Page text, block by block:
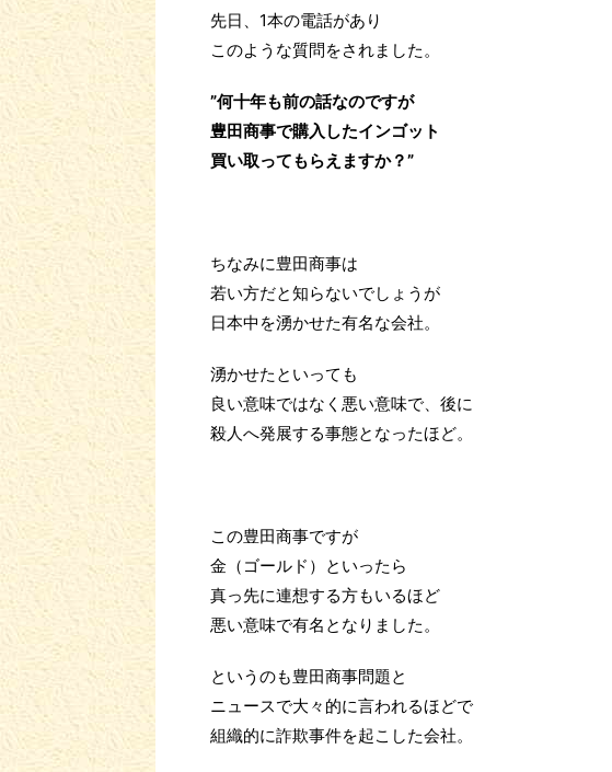
先日、1本の電話があり
このような質問をされました。
”何十年も前の話なのですが
豊田商事で購入したインゴット
買い取ってもらえますか？”
ちなみに豊田商事は
若い方だと知らないでしょうが
日本中を湧かせた有名な会社。
湧かせたといっても
良い意味ではなく悪い意味で、後に
殺人へ発展する事態となったほど。
この豊田商事ですが
金（ゴールド）といったら
真っ先に連想する方もいるほど
悪い意味で有名となりました。
というのも豊田商事問題と
ニュースで大々的に言われるほどで
組織的に詐欺事件を起こした会社。